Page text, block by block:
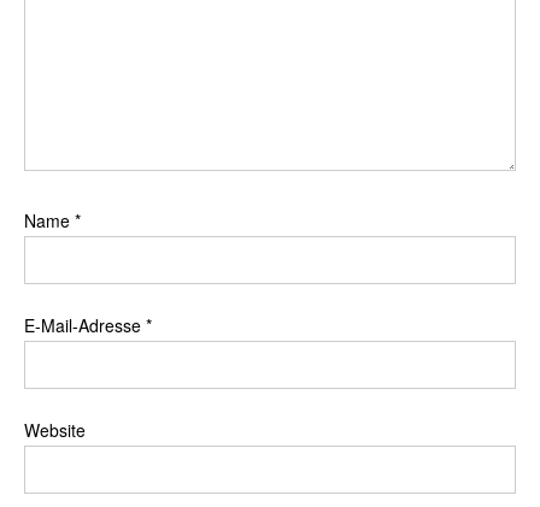
Name *
E-Mail-Adresse *
Website